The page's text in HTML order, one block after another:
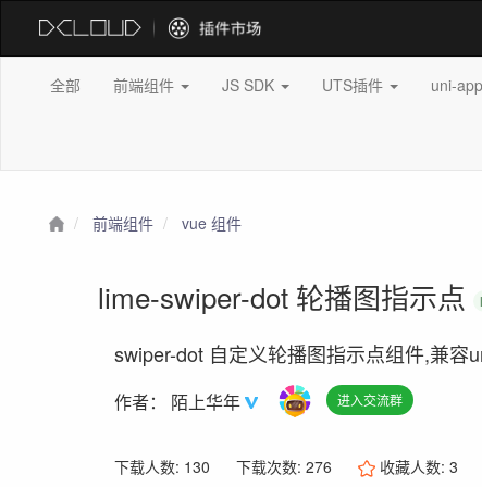
全部 前端组件 JS SDK UTS插件 uni-
前端组件 vue 组件
lime-swiper-dot 轮播图指示点
swiper-dot 自定义轮播图指示点组件,兼容
作者： 陌上华年 进入交流群
下载人数: 130 下载次数: 276 收藏人数:3